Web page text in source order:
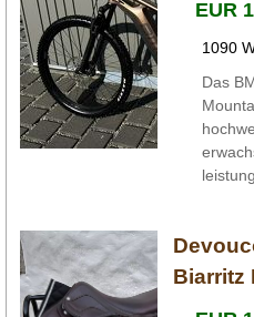
EUR
1090
Das
Biarritz